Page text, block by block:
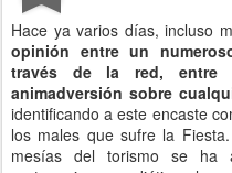
Hace ya varios días, incluso
opinión entre un
través de la red, entre
animadversión sobre
identificando a este encaste
los males que sufre la
mesías del torismo se ha